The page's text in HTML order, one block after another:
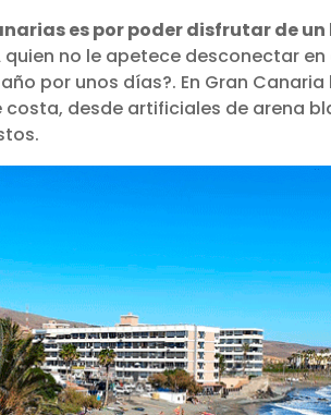
es por poder disfrutar de
quien no le apetece desconectar
por unos días?. En Gran
desde artificiales de arena